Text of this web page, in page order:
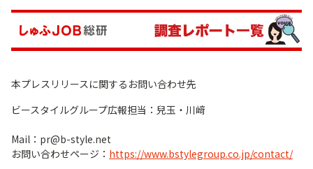
本プレスリリースに関するお問い合わせ先
ビースタイルグループ広報担当：兒玉・川﨑
Mail：pr@b-style.net
お問い合わせページ： https://www.bstylegroup.co.jp/contact/